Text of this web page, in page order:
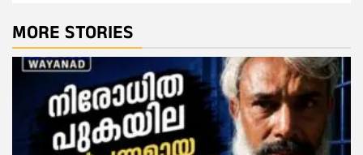
MORE STORIES